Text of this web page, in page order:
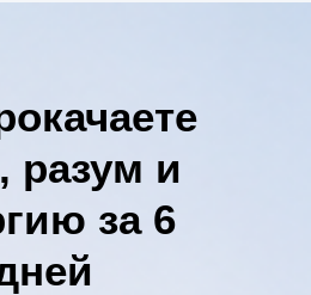
разум и
за 6